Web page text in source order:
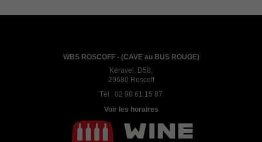
WBS ROSCOFF - (CAVE au BUS ROUGE)
Keravel, D58,
29680 Roscoff
Tél : 02 98 61 15 87
Voir les horaires